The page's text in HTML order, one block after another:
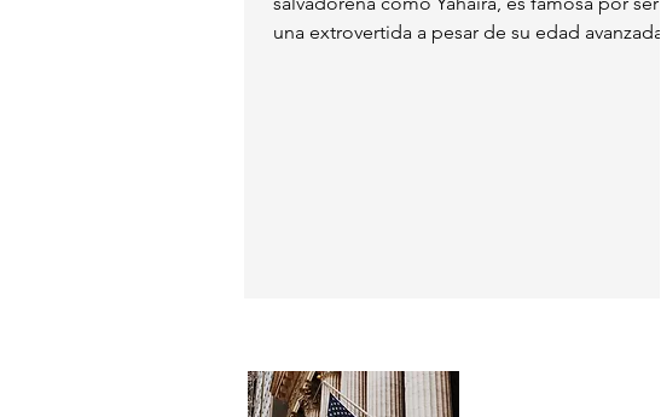
una extrovertida a pesar de su edad avanzada.